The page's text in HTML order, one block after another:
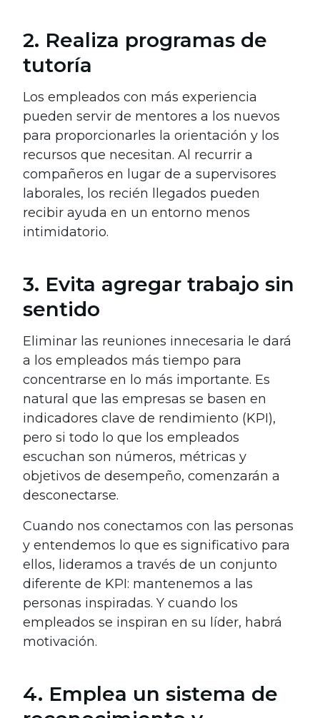
2. Realiza programas de
tutoría
Los empleados con más experiencia
pueden servir de mentores a los nuevos
para proporcionarles la orientación y los
recursos que necesitan. Al recurrir a
compañeros en lugar de a supervisores
laborales, los recién llegados pueden
recibir ayuda en un entorno menos
intimidatorio.
3. Evita agregar trabajo sin
sentido
Eliminar las reuniones innecesaria le dará
a los empleados más tiempo para
concentrarse en lo más importante. Es
natural que las empresas se basen en
indicadores clave de rendimiento (KPI),
pero si todo lo que los empleados
escuchan son números, métricas y
objetivos de desempeño, comenzarán a
desconectarse.
Cuando nos conectamos con las personas
y entendemos lo que es significativo para
ellos, lideramos a través de un conjunto
diferente de KPI: mantenemos a las
personas inspiradas. Y cuando los
empleados se inspiran en su líder, habrá
motivación.
4. Emplea un sistema de